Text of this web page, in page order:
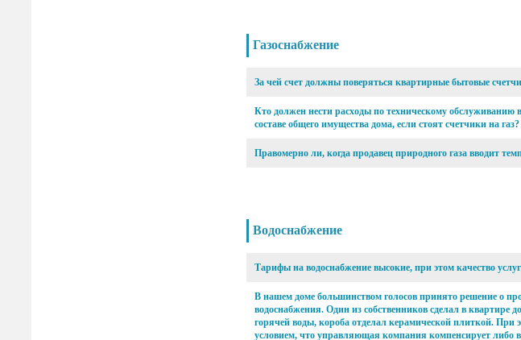
Газоснабжение
За чей счет должны поверяться квартирные бытовые
Кто должен нести расходы по техническому обслуживанию
составе общего имущества дома, если стоят счетчики на газ?
Правомерно ли, когда продавец природного газа вводит
Водоснабжение
Тарифы на водоснабжение высокие, при этом качество
В нашем доме большинством голосов принято решение о
водоснабжения. Один из собственников сделал в квартире
горячей воды, короба отделал керамической плиткой. При
условием, что управляющая компания компенсирует либо